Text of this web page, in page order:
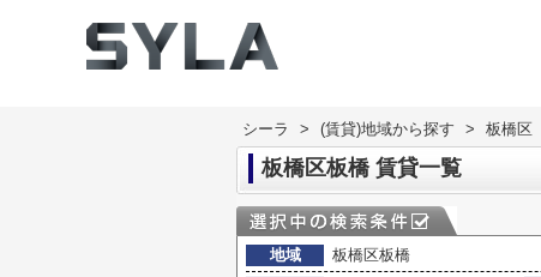
シーラ > (賃貸)地域から探す > 板橋区
板橋区板橋 賃貸一覧
地域
板橋区板橋